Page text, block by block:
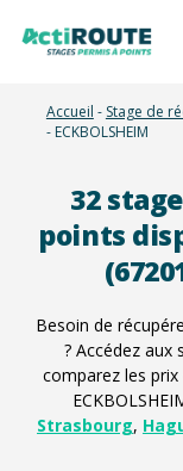
Accueil - Stage de
- ECKBOLSHEIM
32
points
Besoin de
? Accédez aux
comparez les
Strasbourg,